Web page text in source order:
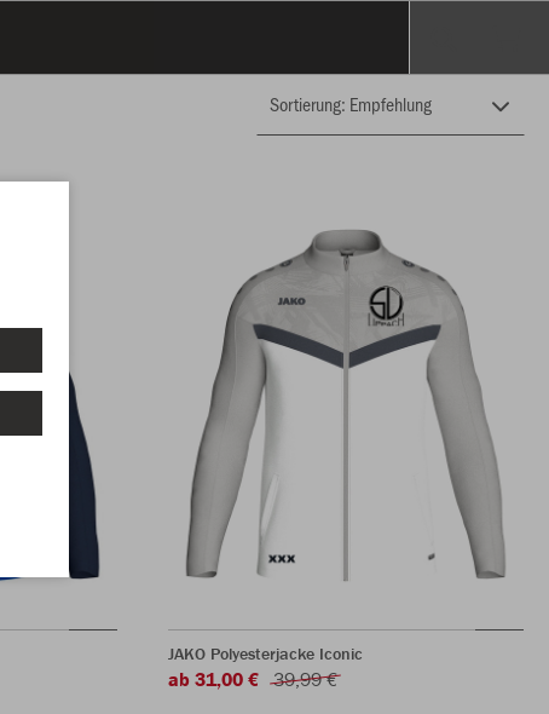
JAKO Polyesterjacke Iconic
ab 31,00 € 39,99 €